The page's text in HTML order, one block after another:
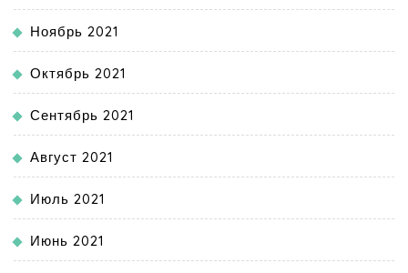
Ноябрь 2021
Октябрь 2021
Сентябрь 2021
Август 2021
Июль 2021
Июнь 2021